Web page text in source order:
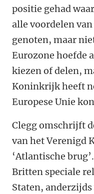
positie gehad
alle voordelen
genoten, maar
Eurozone hoefde
kiezen of delen,
Koninkrijk heeft
Europese Unie
Clegg omschrijft
van het Verenigd
‘Atlantische
Britten speciale
Staten,